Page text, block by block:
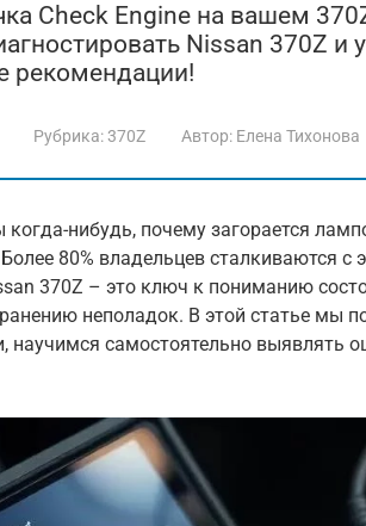
Check Engine на вашем
Nissan 370Z и
рекомендации!
Рубрика:370Z Автор: Елена Тихонова
нибудь, почему загорается
80% владельцев сталкиваются с
370Z – это ключ к пониманию
неполадок. В этой статье мы
научимся самостоятельно выявлять